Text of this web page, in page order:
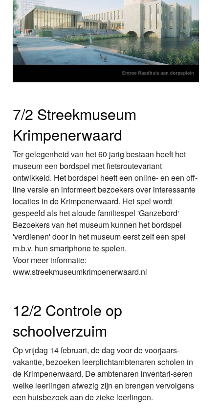
7/2 Streekmuseum
Krimpenerwaard
Ter gelegenheid van het 60 jarig bestaan heeft het
museum een bordspel met fietsroutevariant
ontwikkeld. Het bordspel heeft een online- en een off-
line versie en informeert bezoekers over interessante
locaties in de Krimpenerwaard. Het spel wordt
gespeeld als het aloude familiespel 'Ganzebord'
Bezoekers van het museum kunnen het bordspel
'verdienen' door in het museum eerst zelf een spel
m.b.v. hun smartphone te spelen.
Voor meer informatie:
www.streekmuseumkrimpenerwaard.nl
12/2 Controle op
schoolverzuim
Op vrijdag 14 februari, de dag voor de voorjaars-
vakantie, bezoeken leerplichtambtenaren scholen in
de Krimpenerwaard. De ambtenaren inventari-seren
welke leerlingen afwezig zijn en brengen vervolgens
een huisbezoek aan de zieke leerlingen.